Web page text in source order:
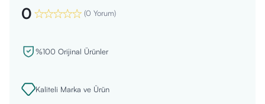
0 (0 Yorum)
%100 Orijinal Ürünler
Kaliteli Marka ve Ürün